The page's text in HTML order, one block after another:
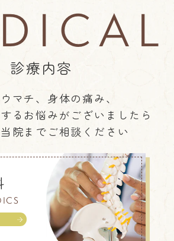
診療内容
マチ、身体の痛み、
るお悩みがございましたら
院までご相談ください